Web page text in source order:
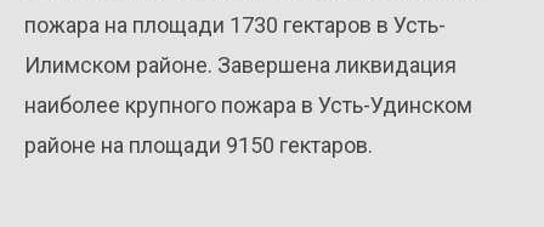
пожара на площади 1730 гектаров в Усть-
Илимском районе. Завершена ликвидация
наиболее крупного пожара в Усть-Удинском
районе на площади 9150 гектаров.